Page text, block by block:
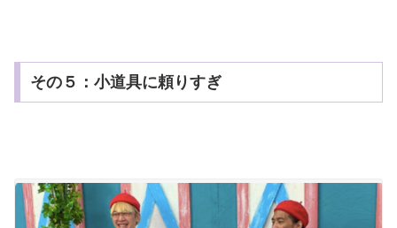
その５：小道具に頼りすぎ